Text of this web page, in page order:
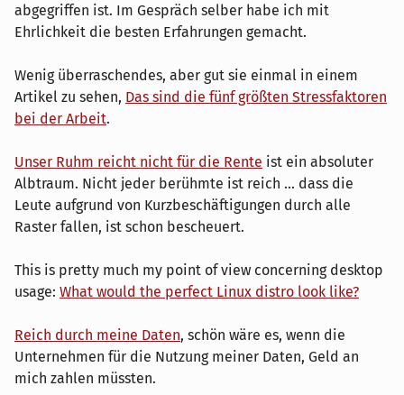
abgegriffen ist. Im Gespräch selber habe ich mit
Ehrlichkeit die besten Erfahrungen gemacht.
Wenig überraschendes, aber gut sie einmal in einem
Artikel zu sehen, Das sind die fünf größten Stressfaktoren
bei der Arbeit.
Unser Ruhm reicht nicht für die Rente ist ein absoluter
Albtraum. Nicht jeder berühmte ist reich ... dass die
Leute aufgrund von Kurzbeschäftigungen durch alle
Raster fallen, ist schon bescheuert.
This is pretty much my point of view concerning desktop
usage: What would the perfect Linux distro look like?
Reich durch meine Daten, schön wäre es, wenn die
Unternehmen für die Nutzung meiner Daten, Geld an
mich zahlen müssten.